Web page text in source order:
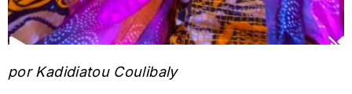
por Kadidiatou Coulibaly